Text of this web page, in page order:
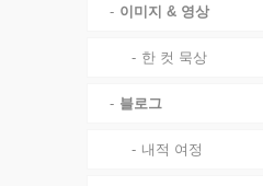
이미지 & 영상
한 컷 묵상
블로그
내적 여정